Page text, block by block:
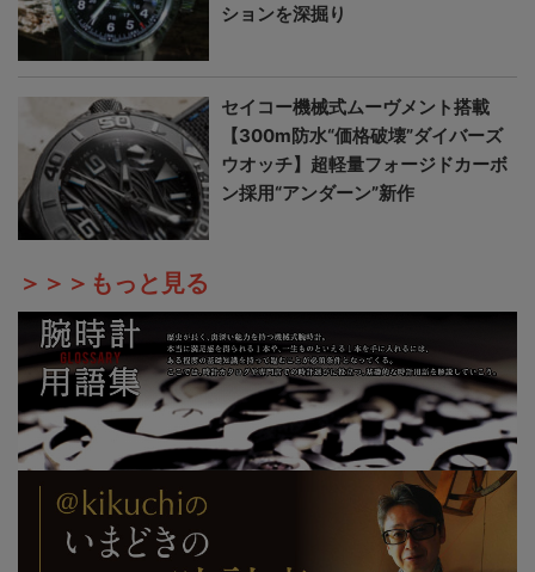
ションを深掘り
セイコー機械式ムーヴメント搭載
【300m防水“価格破壊”ダイバーズ
ウオッチ】超軽量フォージドカーボ
ン採用“アンダーン”新作
＞＞＞もっと見る